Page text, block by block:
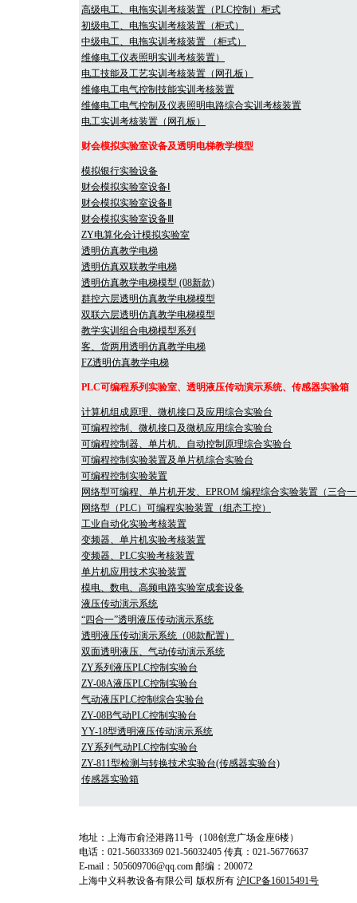
高级电工、电拖实训考核装置（PLC控制）柜式
初级电工、电拖实训考核装置（柜式）
中级电工、电拖实训考核装置 （柜式）
维修电工仪表照明实训考核装置）
电工技能及工艺实训考核装置（网孔板）
维修电工电气控制技能实训考核装置
维修电工电气控制及仪表照明电路综合实训考核装置
电工实训考核装置（网孔板）
财会模拟实验室设备及透明电梯教学模型
模拟银行实验设备
财会模拟实验室设备Ⅰ
财会模拟实验室设备Ⅱ
财会模拟实验室设备Ⅲ
ZY电算化会计模拟实验室
透明仿真教学电梯
透明仿真双联教学电梯
透明仿真教学电梯模型 (08新款)
群控六层透明仿真教学电梯模型
双联六层透明仿真教学电梯模型
教学实训组合电梯模型系列
客、货两用透明仿真教学电梯
FZ透明仿真教学电梯
PLC可编程系列实验室、透明液压传动演示系统、传感器实验箱
计算机组成原理、微机接口及应用综合实验台
可编程控制、微机接口及微机应用综合实验台
可编程控制器、单片机、自动控制原理综合实验台
可编程控制实验装置及单片机综合实验台
可编程控制实验装置
网络型可编程、单片机开发、EPROM 编程综合实验装置（三合
网络型（PLC）可编程实验装置（组态工控）
工业自动化实验考核装置
变频器、单片机实验考核装置
变频器、PLC实验考核装置
单片机应用技术实验装置
模电、数电、高频电路实验室成套设备
液压传动演示系统
“四合一”透明液压传动演示系统
透明液压传动演示系统（08款配置）
双面透明液压、气动传动演示系统
ZY系列液压PLC控制实验台
ZY-08A液压PLC控制实验台
气动液压PLC控制综合实验台
ZY-08B气动PLC控制实验台
YY-18型透明液压传动演示系统
ZY系列气动PLC控制实验台
ZY-811型检测与转换技术实验台(传感器实验台)
传感器实验箱
地址：上海市俞泾港路11号（108创意广场金座6楼）
电话：021-56033369 021-56032405 传真：021-56776637
E-mail：505609706@qq.com 邮编：200072
上海中义科教设备有限公司 版权所有 沪ICP备16015491号